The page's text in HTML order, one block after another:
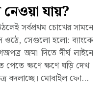
যায়?
সর্বপ্রথম চোখের সামনে
ওঠে, সেগুলো হলো: ব্যাংকে
জমা দিতে দীর্ঘ লাইনে
পেতে ক্ষণে ক্ষণে ঘড়ি দেখ।
বদলাচ্ছে। মোবাইল ফোনের